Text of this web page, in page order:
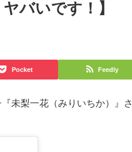
バいです！】
Pocket Feedly
未梨一花（みりいちか）』さ